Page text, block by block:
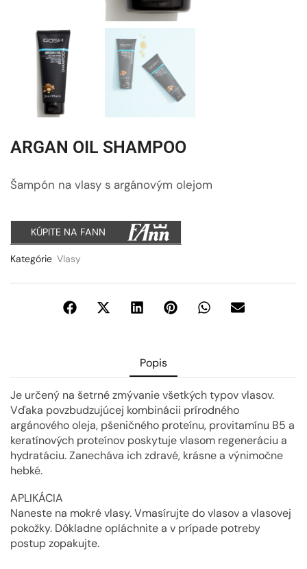
ARGAN OIL SHAMPOO
Šampón na vlasy s argánovým olejom
KÚPITE NA FANN
Kategórie Vlasy
Popis
Je určený na šetrné zmývanie všetkých typov vlasov.
Vďaka povzbudzujúcej kombinácii prírodného
argánového oleja, pšeničného proteínu, provitamínu B5 a
keratínových proteínov poskytuje vlasom regeneráciu a
hydratáciu. Zanecháva ich zdravé, krásne a výnimočne
hebké.
APLIKÁCIA
Naneste na mokré vlasy. Vmasírujte do vlasov a vlasovej
pokožky. Dôkladne opláchnite a v prípade potreby
postup zopakujte.